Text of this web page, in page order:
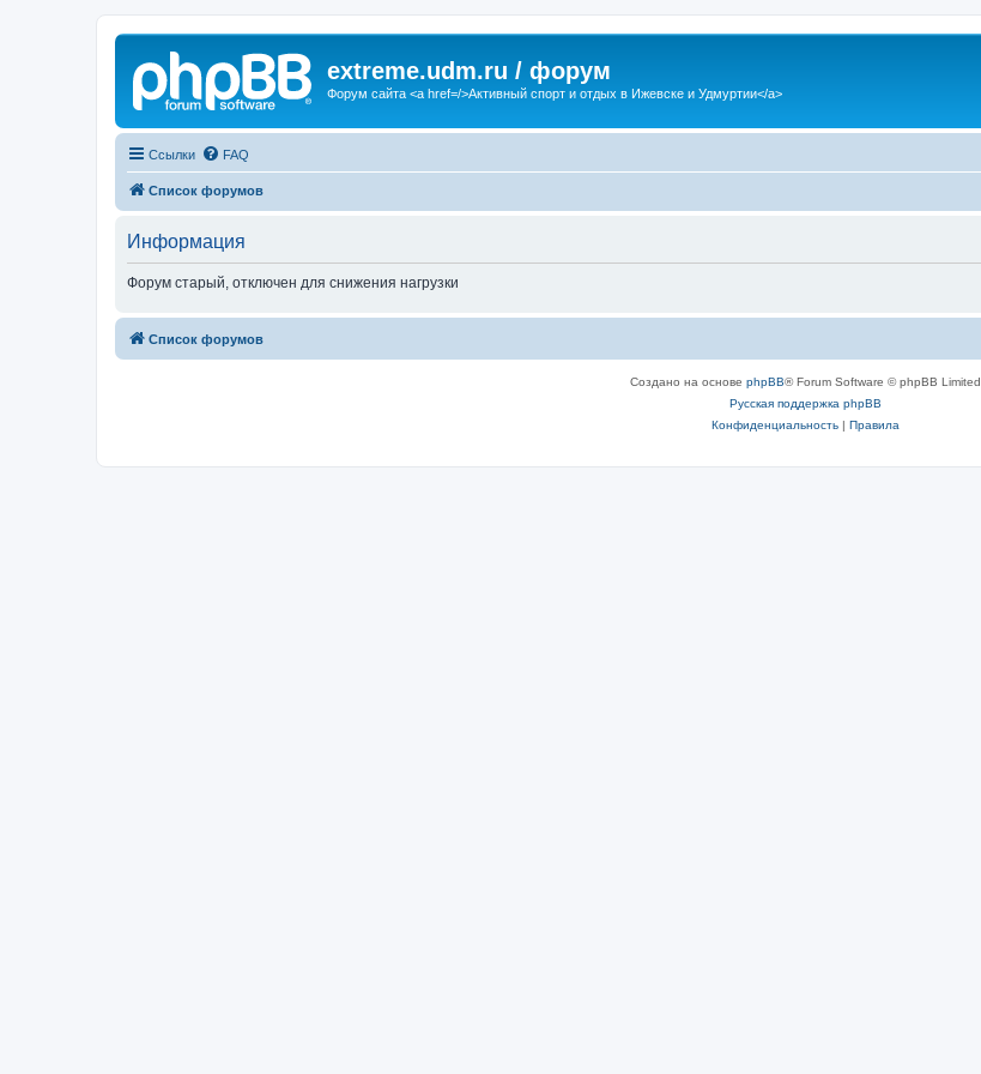
extreme.udm.ru / форум
Форум сайта <a href=/>Активный спорт и отдых в Ижевске и Удмуртии</a>
Ссылки FAQ
Список форумов
Информация
Форум старый, отключен для снижения нагрузки
Список форумов
Создано на основе phpBB® Forum Software © phpBB Limited
Русская поддержка phpBB
Конфиденциальность| Правила